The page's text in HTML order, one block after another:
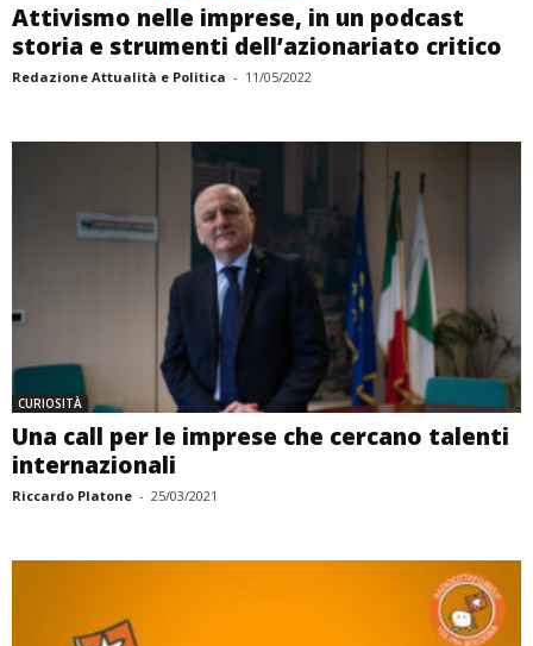
Attivismo nelle imprese, in un podcast
storia e strumenti dell’azionariato critico
Redazione Attualità e Politica - 11/05/2022
CURIOSITÀ
Una call per le imprese che cercano talenti
internazionali
Riccardo Platone - 25/03/2021